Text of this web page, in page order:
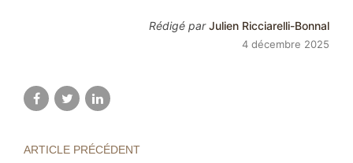
Rédigé parJulien Ricciarelli-Bonnal
4 décembre 2025
ARTICLE PRÉCÉDENT